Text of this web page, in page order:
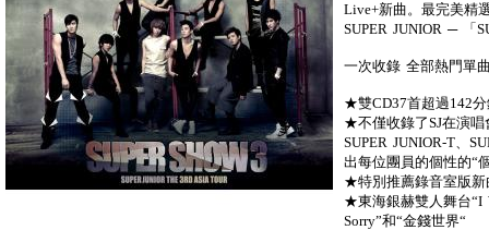
Live+新曲。最完美精
SUPER JUNIOR ─ 「
一次收錄 全部熱門單
★雙CD37首超過142
★不僅收錄了SJ在演唱
SUPER JUNIOR-T、
出每位團員的個性的“
★特別推薦錄音室版新
★東海銀赫雙人舞台“I
Sorry”和“金錢世界“